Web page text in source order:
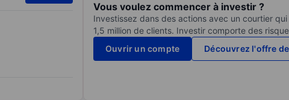
Vous voulez commencer à investir ?
Investissez dans des actions avec un courtier
1,5 million de clients. Investir comporte des
Ouvrir un compte
Découvrez l'offre